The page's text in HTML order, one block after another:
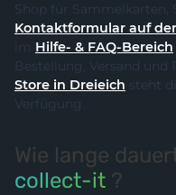
Kontaktformular auf
im Hilfe- & FAQ-Bereich
Bestellung, Versand und
Store in Dreieich steht
Verfügung.
Wie lange
collect-it ?